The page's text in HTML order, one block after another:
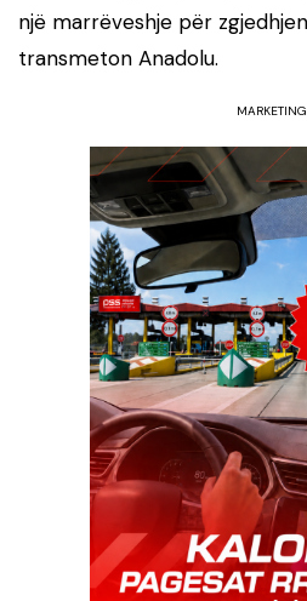
një marrëveshje për
transmeton Anadolu.
MARKETING